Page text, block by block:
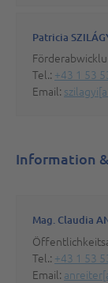
Patricia
Tel.: +43 1 53
Email:
Information
Mag. Claudia
Tel.: +43 1 53
Email: